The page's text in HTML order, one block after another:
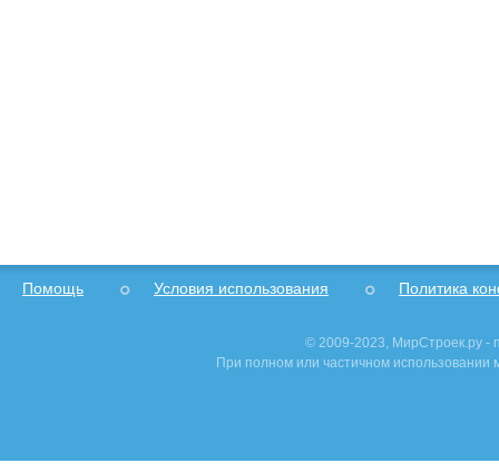
Помощь Условия использования Политика
© 2009-2023, МирСтроек.ру -
При полном или частичном использовании